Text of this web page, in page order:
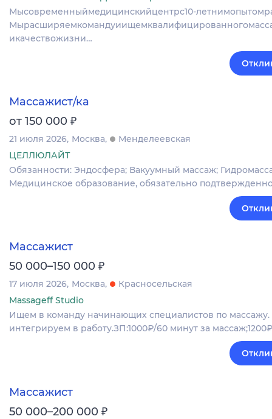
икачествожизни…
Массажист/ка
от 150 000 ₽
21 июля 2026 Москва
Менделеевская
ЦЕЛЛЮЛАЙТ
Обязанности: Эндосфера; Вакуумный массаж;
Медицинское образование, обязательно
Массажист
50 000–150 000 ₽
17 июля 2026 Москва
Красносельская
Massageff Studio
Ищем в команду начинающих специалистов по
интегрируем в работу.ЗП:1000₽/60 минут за
Массажист
50 000–200 000 ₽